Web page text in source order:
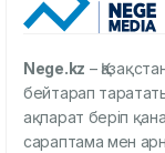
Nege.kz –
бейтарап
ақпарат беріп
сараптама мен